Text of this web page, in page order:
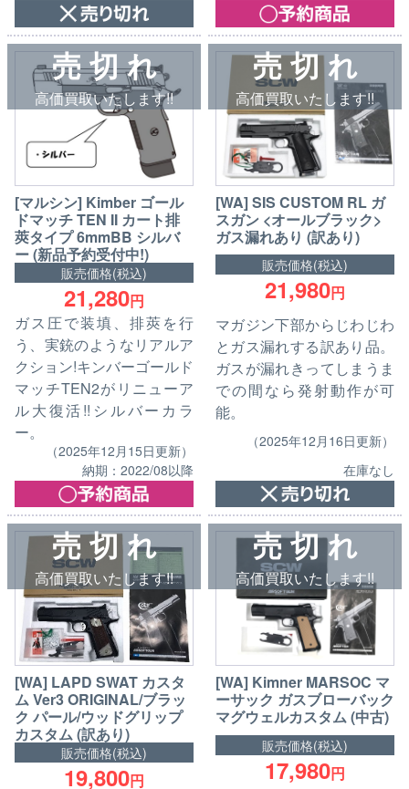
売 切 れ
高価買取いたします!!
[マルシン] Kimber ゴール
ドマッチ TEN II カート排
莢タイプ 6mmBB シルバ
ー (新品予約受付中!)
販売価格(税込)
21,280円
ガス圧で装填、排莢を行
う、実銃のようなリアルア
クション!キンバーゴールド
マッチTEN2がリニューア
ル大復活!!シルバーカラ
ー。
（2025年12月15日更新）
納期：2022/08以降
売 切 れ
高価買取いたします!!
[WA] SIS CUSTOM RL ガ
スガン <オールブラック>
ガス漏れあり (訳あり)
販売価格(税込)
21,980円
マガジン下部からじわじわ
とガス漏れする訳あり品。
ガスが漏れきってしまうま
での間なら発射動作が可
能。
（2025年12月16日更新）
在庫なし
売 切 れ
高価買取いたします!!
[WA] LAPD SWAT カスタ
ム Ver3 ORIGINAL/ブラッ
ク パール/ウッドグリップ
カスタム (訳あり)
販売価格(税込)
19,800円
売 切 れ
高価買取いたします!!
[WA] Kimner MARSOC マ
ーサック ガスブローバック
マグウェルカスタム (中古)
販売価格(税込)
17,980円